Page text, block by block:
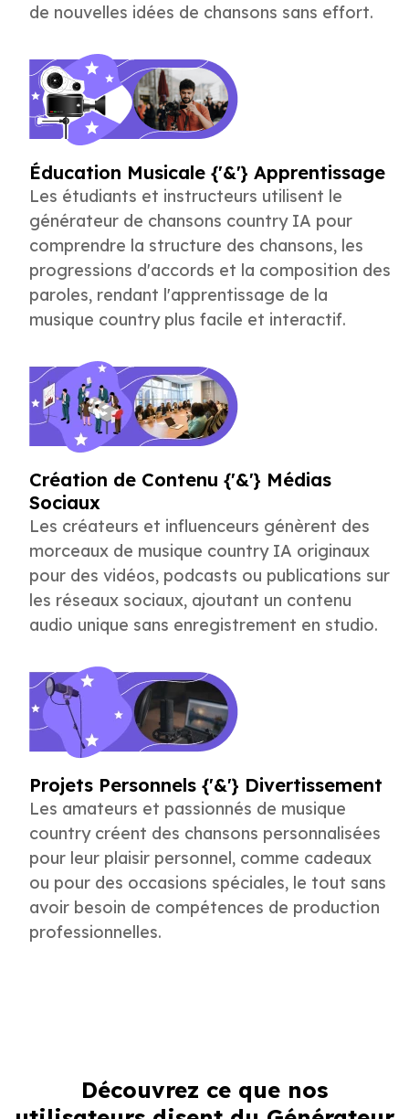
de nouvelles idées de chansons sans effort.
Éducation Musicale {'&'} Apprentissage
Les étudiants et instructeurs utilisent le
générateur de chansons country IA pour
comprendre la structure des chansons, les
progressions d'accords et la composition des
paroles, rendant l'apprentissage de la
musique country plus facile et interactif.
Création de Contenu {'&'} Médias
Sociaux
Les créateurs et influenceurs génèrent des
morceaux de musique country IA originaux
pour des vidéos, podcasts ou publications sur
les réseaux sociaux, ajoutant un contenu
audio unique sans enregistrement en studio.
Projets Personnels {'&'} Divertissement
Les amateurs et passionnés de musique
country créent des chansons personnalisées
pour leur plaisir personnel, comme cadeaux
ou pour des occasions spéciales, le tout sans
avoir besoin de compétences de production
professionnelles.
Découvrez ce que nos
Le générateur de chansons country IA